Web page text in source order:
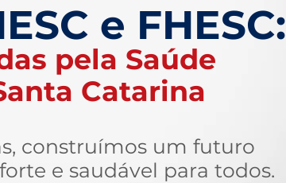
e FHESC:
pela Saúde
Catarina
construímos um futuro
e saudável para todos.